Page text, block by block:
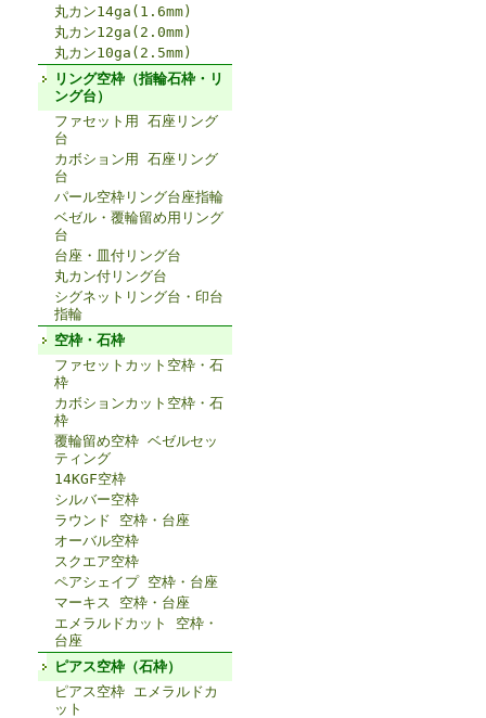
丸カン14ga(1.6mm)
丸カン12ga(2.0mm)
丸カン10ga(2.5mm)
リング空枠（指輪石枠・リ
ング台）
ファセット用 石座リング
台
カボション用 石座リング
台
パール空枠リング台座指輪
ベゼル・覆輪留め用リング
台
台座・皿付リング台
丸カン付リング台
シグネットリング台・印台
指輪
空枠・石枠
ファセットカット空枠・石
枠
カボションカット空枠・石
枠
覆輪留め空枠 ベゼルセッ
ティング
14KGF空枠
シルバー空枠
ラウンド 空枠・台座
オーバル空枠
スクエア空枠
ペアシェイプ 空枠・台座
マーキス 空枠・台座
エメラルドカット 空枠・
台座
ピアス空枠（石枠）
ピアス空枠 エメラルドカ
ット